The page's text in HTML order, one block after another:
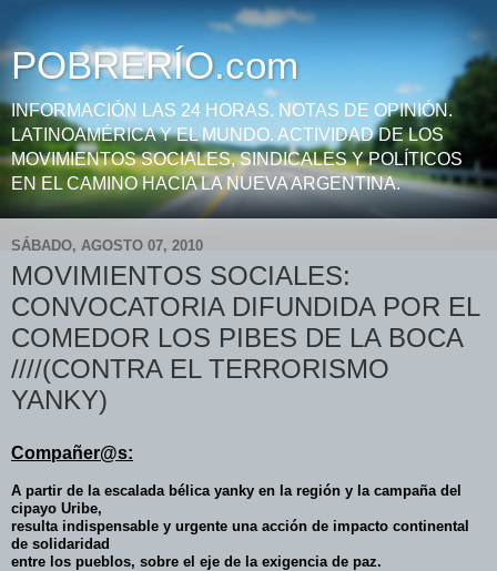
POBRERÍO.com
INFORMACIÓN LAS 24 HORAS. NOTAS DE OPINIÓN.
LATINOAMÉRICA Y EL MUNDO. ACTIVIDAD DE LOS
MOVIMIENTOS SOCIALES, SINDICALES Y POLÍTICOS
EN EL CAMINO HACIA LA NUEVA ARGENTINA.
SÁBADO, AGOSTO 07, 2010
MOVIMIENTOS SOCIALES:
CONVOCATORIA DIFUNDIDA POR EL
COMEDOR LOS PIBES DE LA BOCA
////(CONTRA EL TERRORISMO
YANKY)
Compañer@s:
A partir de la escalada bélica yanky en la región y la campaña del
cipayo Uribe,
resulta indispensable y urgente una acción de impacto continental
de solidaridad
entre los pueblos, sobre el eje de la exigencia de paz.